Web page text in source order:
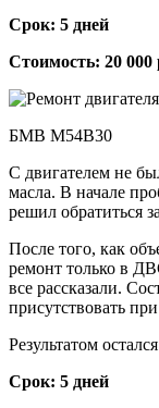
Срок: 5 дней
Стоимость: 20 000
БМВ М54B30
С двигателем не
масла. В начале
решил обратиться
После того, как
ремонт только в
все рассказали.
присутствовать
Результатом
Срок: 5 дней